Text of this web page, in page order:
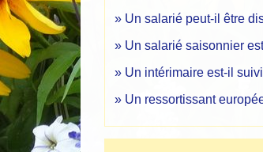
Un salarié peut-il être
Un salarié saisonnier
Un intérimaire est-il
Un ressortissant